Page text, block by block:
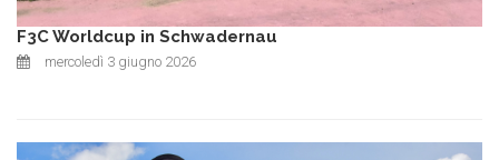
F3C Worldcup in Schwadernau
mercoledì 3 giugno 2026